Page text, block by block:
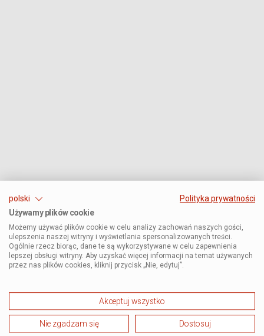
polski
Polityka prywatności
Używamy plików cookie
Możemy używać plików cookie w celu analizy zachowań naszych gości,
ulepszenia naszej witryny i wyświetlania spersonalizowanych treści.
Ogólnie rzecz biorąc, dane te są wykorzystywane w celu zapewnienia
lepszej obsługi witryny. Aby uzyskać więcej informacji na temat używanych
przez nas plików cookies, kliknij przycisk „Nie, edytuj”.
Akceptuj wszystko
Nie zgadzam się Dostosuj